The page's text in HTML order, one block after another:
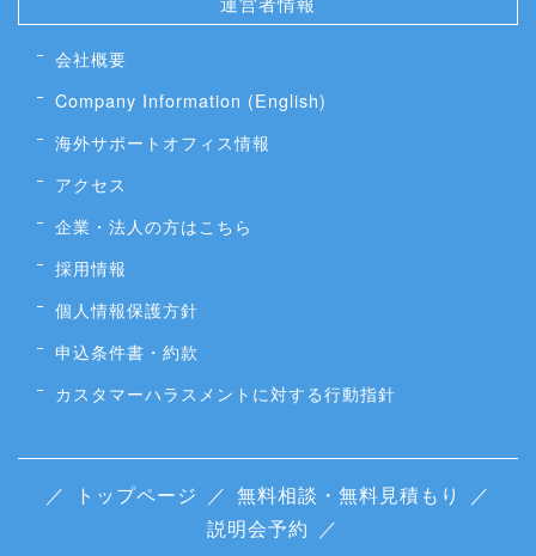
会社概要
Company Information (English)
海外サポートオフィス情報
アクセス
企業・法人の方はこちら
採用情報
個人情報保護方針
申込条件書・約款
カスタマーハラスメントに対する行動指針
／ トップページ ／ 無料相談・無料見積もり
／
説明会予約 ／